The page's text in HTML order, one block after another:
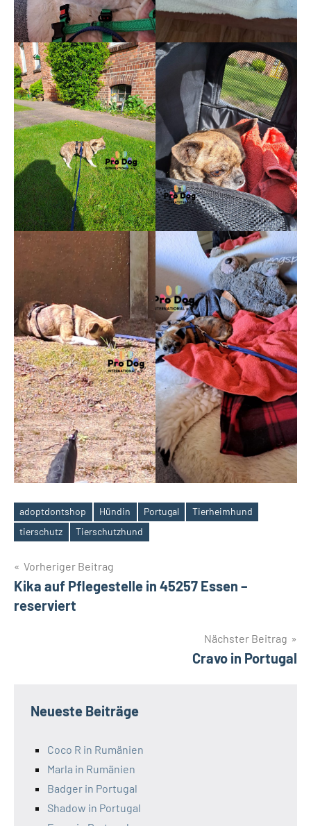
Schlagwörter
adoptdontshop Hündin Portugal
Tierheimhund
tierschutz
Tierschutzhund
Beitragsnavigation
Vorheriger Beitrag
Kika auf Pflegestelle in 45257 Essen –
reserviert
Nächster Beitrag
Cravo in Portugal
Neueste Beiträge
Coco R in Rumänien
Marla in Rumänien
Badger in Portugal
Shadow in Portugal